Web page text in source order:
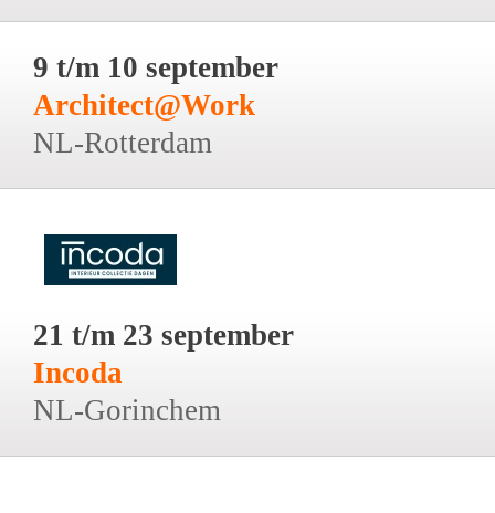
9 t/m 10 september
Architect@Work
NL-Rotterdam
21 t/m 23 september
Incoda
NL-Gorinchem